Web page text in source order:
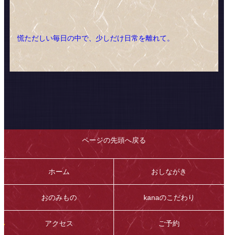
慌ただしい毎日の中で、少しだけ日常を離れて。
ページの先頭へ戻る
ホーム おしながき
おのみもの kanaのこだわり
アクセス ご予約